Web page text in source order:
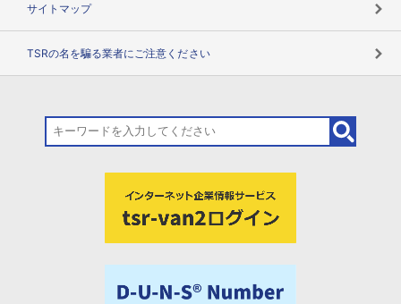
サイトマップ
TSRの名を騙る業者にご注意ください